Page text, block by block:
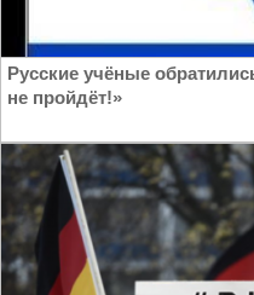
Русские учёные
не пройдёт!»